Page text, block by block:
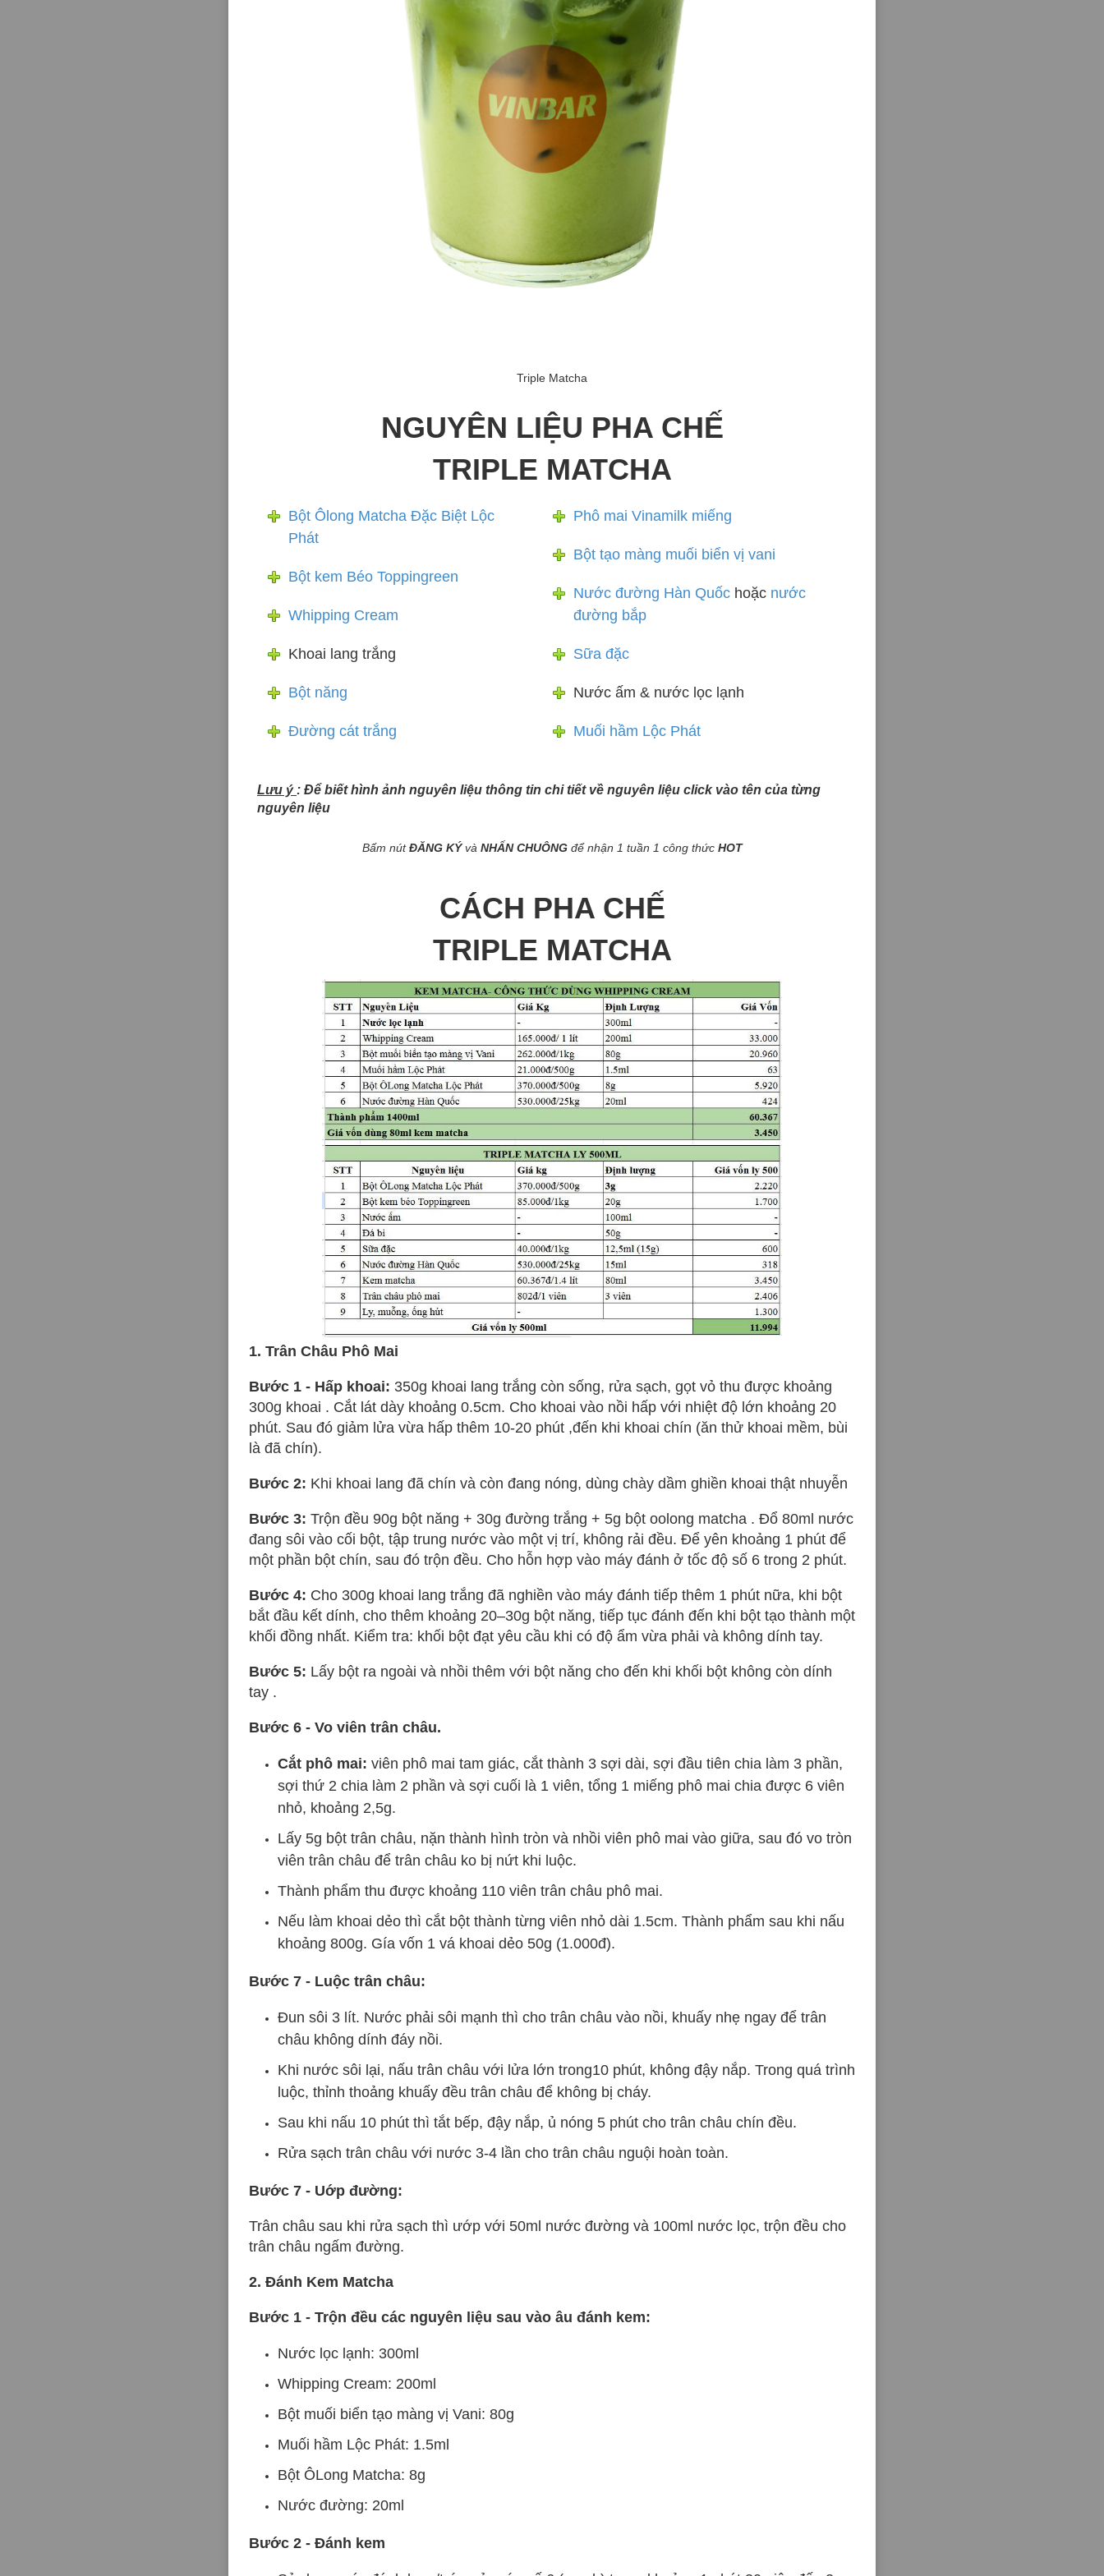
Triple Matcha
NGUYÊN LIỆU PHA CHẾ
TRIPLE MATCHA
Bột Ôlong Matcha Đặc Biệt Lộc
Phát
Bột kem Béo Toppingreen
Whipping Cream
Khoai lang trắng
Bột năng
Đường cát trắng
Phô mai Vinamilk miếng
Bột tạo màng muối biển vị vani
Nước đường Hàn Quốchoặc nước
đường bắp
Sữa đặc
Nước ấm & nước lọc lạnh
Muối hầm Lộc Phát
Lưu ý : Để biết hình ảnh nguyên liệu thông tin chi tiết về nguyên liệu click vào tên của từng
nguyên liệu
Bấm nútĐĂNG KÝvà NHẤN CHUÔNG để nhận 1 tuần 1 công thứcHOT
CÁCH PHA CHẾ
TRIPLE MATCHA
1. Trân Châu Phô Mai
Bước 1 - Hấp khoai: 350g khoai lang trắng còn sống, rửa sạch, gọt vỏ thu được khoảng
300g khoai . Cắt lát dày khoảng 0.5cm. Cho khoai vào nồi hấp với nhiệt độ lớn khoảng 20
phút. Sau đó giảm lửa vừa hấp thêm 10-20 phút ,đến khi khoai chín (ăn thử khoai mềm, bùi
là đã chín).
Bước 2: Khi khoai lang đã chín và còn đang nóng, dùng chày dầm ghiền khoai thật nhuyễn
Bước 3: Trộn đều 90g bột năng + 30g đường trắng + 5g bột oolong matcha . Đổ 80ml nước
đang sôi vào cối bột, tập trung nước vào một vị trí, không rải đều. Để yên khoảng 1 phút để
một phần bột chín, sau đó trộn đều. Cho hỗn hợp vào máy đánh ở tốc độ số 6 trong 2 phút.
Bước 4: Cho 300g khoai lang trắng đã nghiền vào máy đánh tiếp thêm 1 phút nữa, khi bột
bắt đầu kết dính, cho thêm khoảng 20–30g bột năng, tiếp tục đánh đến khi bột tạo thành một
khối đồng nhất. Kiểm tra: khối bột đạt yêu cầu khi có độ ẩm vừa phải và không dính tay.
Bước 5: Lấy bột ra ngoài và nhồi thêm với bột năng cho đến khi khối bột không còn dính
tay .
Bước 6 - Vo viên trân châu.
Cắt phô mai: viên phô mai tam giác, cắt thành 3 sợi dài, sợi đầu tiên chia làm 3 phần,
sợi thứ 2 chia làm 2 phần và sợi cuối là 1 viên, tổng 1 miếng phô mai chia được 6 viên
nhỏ, khoảng 2,5g.
Lấy 5g bột trân châu, nặn thành hình tròn và nhồi viên phô mai vào giữa, sau đó vo tròn
viên trân châu để trân châu ko bị nứt khi luộc.
Thành phẩm thu được khoảng 110 viên trân châu phô mai.
Nếu làm khoai dẻo thì cắt bột thành từng viên nhỏ dài 1.5cm. Thành phẩm sau khi nấu
khoảng 800g. Gía vốn 1 vá khoai dẻo 50g (1.000đ).
Bước 7 - Luộc trân châu:
Đun sôi 3 lít. Nước phải sôi mạnh thì cho trân châu vào nồi, khuấy nhẹ ngay để trân
châu không dính đáy nồi.
Khi nước sôi lại, nấu trân châu với lửa lớn trong10 phút, không đậy nắp. Trong quá trình
luộc, thỉnh thoảng khuấy đều trân châu để không bị cháy.
Sau khi nấu 10 phút thì tắt bếp, đậy nắp, ủ nóng 5 phút cho trân châu chín đều.
Rửa sạch trân châu với nước 3-4 lần cho trân châu nguội hoàn toàn.
Bước 7 - Uớp đường:
Trân châu sau khi rửa sạch thì ướp với 50ml nước đường và 100ml nước lọc, trộn đều cho
trân châu ngấm đường.
2. Đánh Kem Matcha
Bước 1 - Trộn đều các nguyên liệu sau vào âu đánh kem:
Nước lọc lạnh: 300ml
Whipping Cream: 200ml
Bột muối biển tạo màng vị Vani: 80g
Muối hầm Lộc Phát: 1.5ml
Bột ÔLong Matcha: 8g
Nước đường: 20ml
Bước 2 - Đánh kem